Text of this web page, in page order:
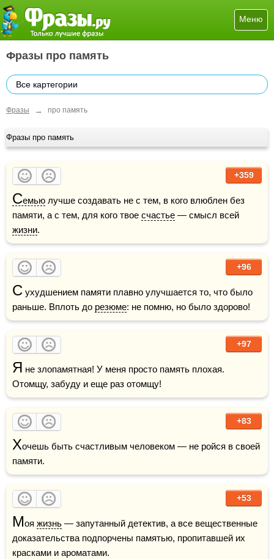
Меню
Фразы про память
Все картегории
Фразы → про память
Фразы про память
+359
Семью лучше создавать не с тем, в кого влюблен без
памяти, а с тем, для кого твое счастье
жизни.
+96
С ухудшением памяти плавно улучшается то, что было
раньше. Вплоть до резюме: не помню, но было здорово!
+97
Я не злопамятная! У меня просто память плохая.
Отомщу, забуду и еще раз отомщу!
+83
Хочешь быть счастливым человеком — не ройся в своей
памяти.
+53
Моя жизнь — запутанный детектив, а все вещественные
доказательства подпорчены памятью, пропитавшей их
красками и ароматами.